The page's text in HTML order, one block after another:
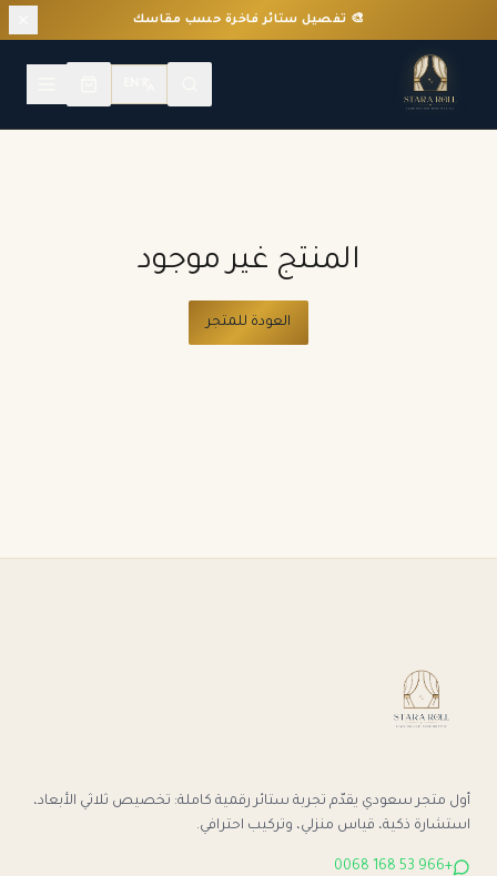
🎨 تفصيل ستائر فاخرة حسب مقاسك
المنتج غير موجود
العودة للمتجر
أول متجر سعودي يقدّم تجربة ستائر رقمية كاملة: تخصيص ثلاثي الأبعاد،
استشارة ذكية، قياس منزلي، وتركيب احترافي.
+966 53 168 0068